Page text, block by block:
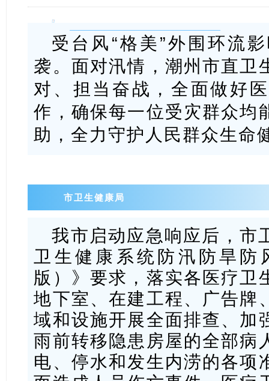
受台风“格美”外围环流
袭。面对汛情，潮州市直卫
对、担当奋战，全面做好
作，确保每一位受灾群众均
助，全力守护人民群众生命
市卫生健康局
我市启动应急响应后，市
卫生健康系统防汛防旱防
版）》要求，落实各医疗卫
地下室、在建工程、广告牌
域和设施开展全面排查、加
雨前转移隐患房屋的全部病
电、停水和发生内涝的各项